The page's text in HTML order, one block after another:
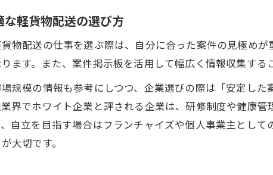
軽貨物配送の直受け
直受け案件掲示板活用
荷主探しで見つける自
軽貨物配送の選び方
物配送の仕事を選ぶ際は、自分に合った案件の見極め
ます。また、案件掲示板を活用して幅広く情報収集する
規模の情報も参考にしつつ、企業選びの際は「安定し
界でホワイト企業と評される企業は、研修制度や健康
自立を目指す場合はフランチャイズや個人事業主とし
大切です。